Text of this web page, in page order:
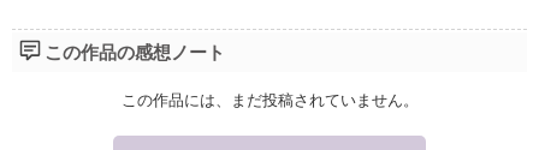
この作品の感想ノート
この作品には、まだ投稿されていません。